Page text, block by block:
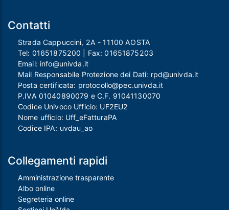
Contatti
Strada Cappuccini, 2A - 11100 AOSTA
Tel: 01651875200 | Fax:01651875203
Email: info@univda.it
Mail Responsabile Protezione dei Dati: rpd@univda.it
Posta certificata: protocollo@pec.univda.it
P.IVA 01040890079 e C.F. 91041130070
Codice Univoco Ufficio: UF2EU2
Nome ufficio: Uff_eFatturaPA
Codice IPA: uvdau_ao
Collegamenti rapidi
Amministrazione trasparente
Albo online
Segreteria online